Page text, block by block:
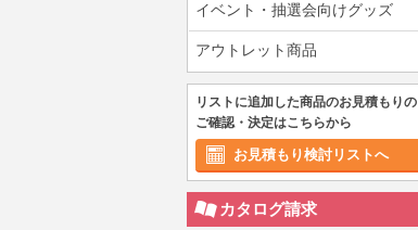
イベント・抽選会向けグッズ
アウトレット商品
リストに追加した商品のお見積もりの
ご確認・決定はこちらから
お見積もり検討リストへ
カタログ請求